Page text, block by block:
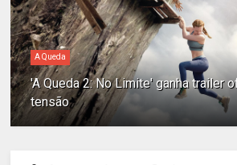
A Queda
'A Queda 2: No Limite' ganha trailer
tensão